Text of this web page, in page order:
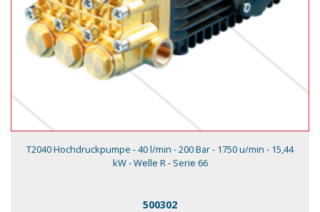
T2040 Hochdruckpumpe - 40 l/min - 200 Bar - 1750 u/min - 15,44
kW - Welle R - Serie 66
500302